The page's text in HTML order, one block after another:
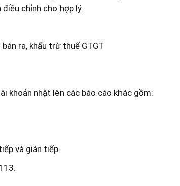
chỉnh cho hợp lý.
ra, khấu trừ thuế GTGT
khoản nhặt lên các báo cáo khác gồm:
và gián tiếp.